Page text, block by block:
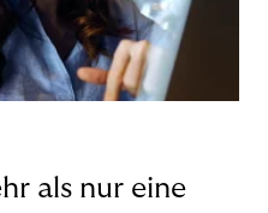
als nur eine